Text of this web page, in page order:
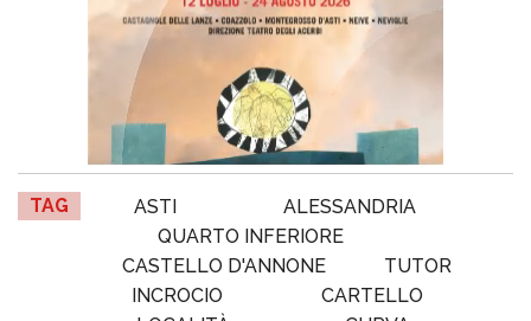
TAG ASTI
ALESSANDRIA
QUARTO INFERIORE
CASTELLO D'ANNONE
TUTOR
INCROCIO
CARTELLO